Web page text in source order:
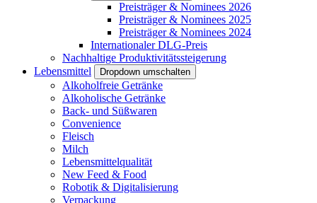
Preisträger & Nominees 2026
Preisträger & Nominees 2025
Preisträger & Nominees 2024
Internationaler DLG-Preis
Nachhaltige Produktivitätssteigerung
Lebensmittel
Dropdown umschalten
Alkoholfreie Getränke
Alkoholische Getränke
Back- und Süßwaren
Convenience
Fleisch
Milch
Lebensmittelqualität
New Feed & Food
Robotik & Digitalisierung
Verpackung